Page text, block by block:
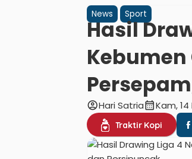
News
Sport
Hasil
Kebumen
account_circleHari Satriacalendar_monthKam, 14
Traktir Kopi